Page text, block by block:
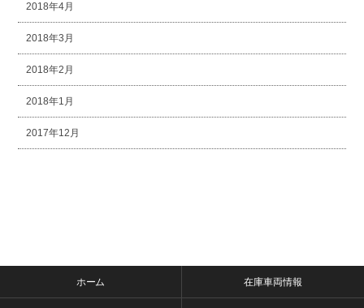
2018年4月
2018年3月
2018年2月
2018年1月
2017年12月
ホーム 在庫車両情報